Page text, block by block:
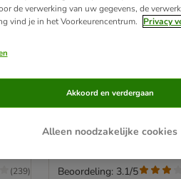
(239)
Reserveonderdelen
Knuffelbed Rond E/G/K (Ø
creme)
Beoordeling: 3.1/5
de verwerking van uw gegevens, de
vind je in het Voorkeurencentrum.
Privacy
Alleen noodzakelijke cookies
Akkoord en verdergaan